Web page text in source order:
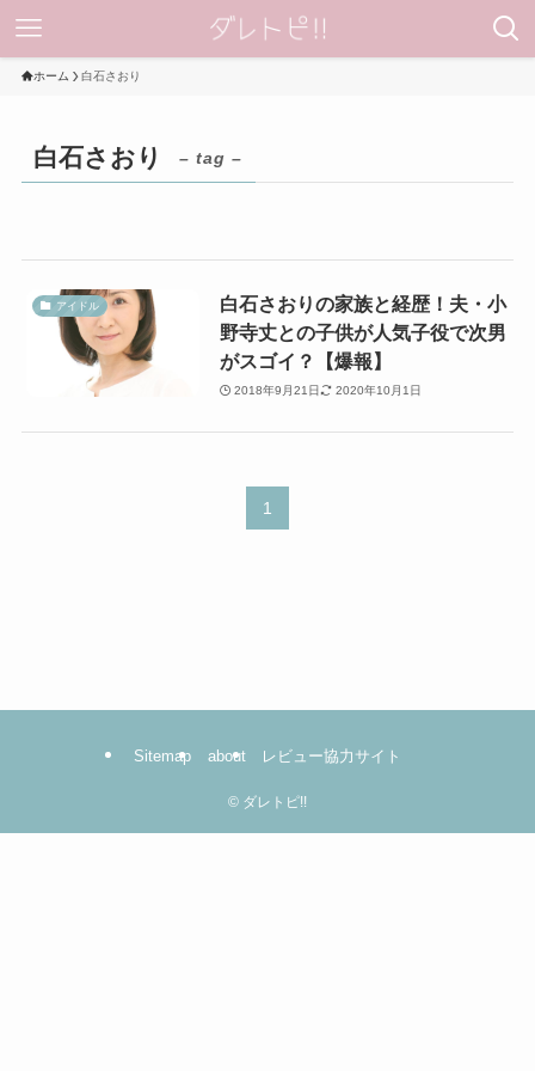
ホーム 白石さおり
白石さおり – tag –
アイドル
白石さおりの家族と経歴！夫・小
野寺丈との子供が人気子役で次男
がスゴイ？【爆報】
2018年9月21日 2020年10月1日
1
Sitemap about レビュー協力サイト
© ダレトピ!!